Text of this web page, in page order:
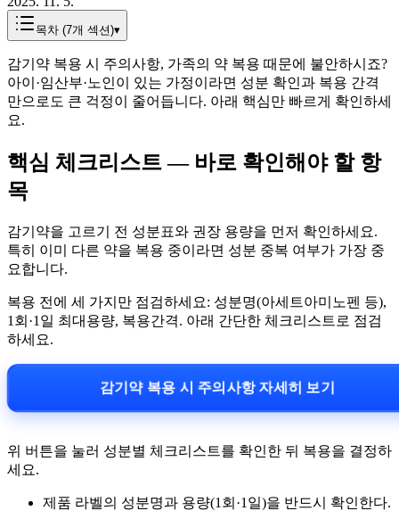
목차 (7개 섹션)▾
감기약 복용 시 주의사항, 가족의 약 복용 때문에 불안하시죠?
아이·임산부·노인이 있는 가정이라면 성분 확인과 복용 간격
만으로도 큰 걱정이 줄어듭니다. 아래 핵심만 빠르게 확인하세
요.
핵심 체크리스트 — 바로 확인해야 할 항
목
감기약을 고르기 전 성분표와 권장 용량을 먼저 확인하세요.
특히 이미 다른 약을 복용 중이라면 성분 중복 여부가 가장 중
요합니다.
복용 전에 세 가지만 점검하세요: 성분명(아세트아미노펜 등),
1회·1일 최대용량, 복용간격. 아래 간단한 체크리스트로 점검
하세요.
감기약 복용 시 주의사항 자세히 보기
위 버튼을 눌러 성분별 체크리스트를 확인한 뒤 복용을 결정하
세요.
제품 라벨의 성분명과 용량(1회·1일)을 반드시 확인한다.